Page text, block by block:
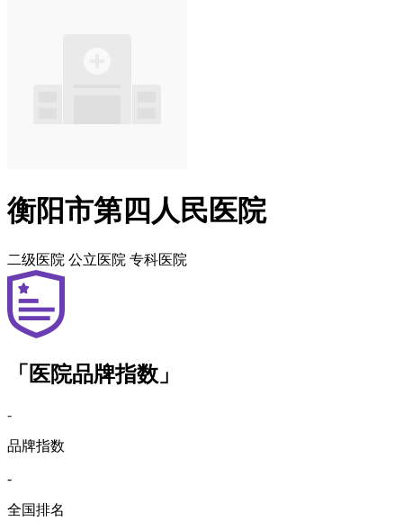
衡阳市第四人民医院
二级医院 公立医院 专科医院
「医院品牌指数」
-
品牌指数
-
全国排名